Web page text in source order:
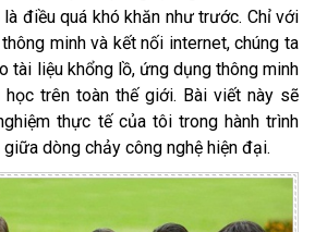
điều quá khó khăn như trước. Chỉ với
minh và kết nối internet, chúng ta
tài liệu khổng lồ, ứng dụng thông minh
trên toàn thế giới. Bài viết này sẽ
thực tế của tôi trong hành trình
dòng chảy công nghệ hiện đại.